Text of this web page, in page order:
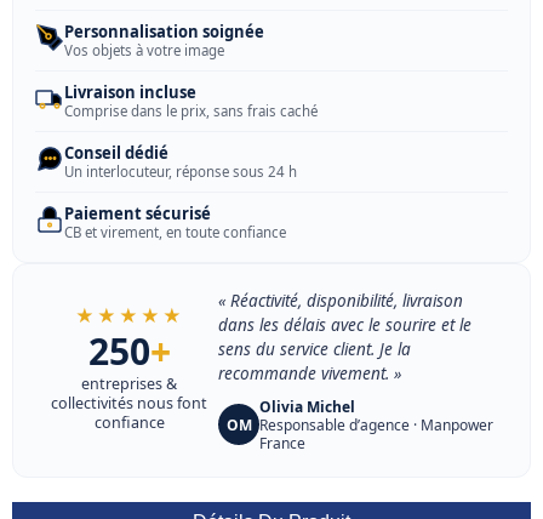
Personnalisation soignée
Vos objets à votre image
Livraison incluse
Comprise dans le prix, sans frais caché
Conseil dédié
Un interlocuteur, réponse sous 24 h
Paiement sécurisé
CB et virement, en toute confiance
★★★★★
250+
entreprises &
collectivités nous font
confiance
« Réactivité, disponibilité, livraison
dans les délais avec le sourire et le
sens du service client. Je la
recommande vivement. »
OM
Olivia Michel
Responsable d’agence · Manpower
France